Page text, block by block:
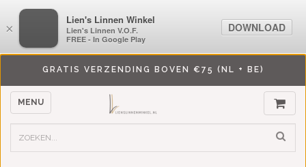
GRATIS VERZENDING BOVEN €75 (NL + BE)
MENU
×
LiensLinnenwinkel.nl
Lien's Linnen V.O.F.
FREE - In Google Play
DOWNLOAD
×
Lien's Linnen Winkel
Lien's Linnen V.O.F.
FREE - In Google Play
DOWNLOAD